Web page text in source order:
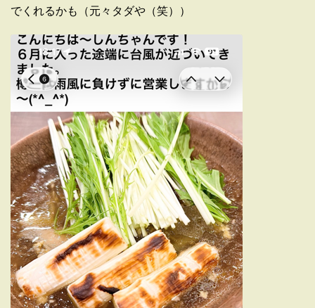
でくれるかも（元々タダや（笑））